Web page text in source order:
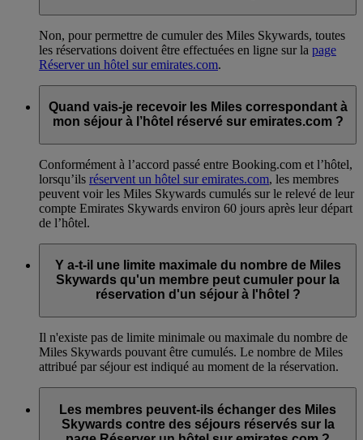
Non, pour permettre de cumuler des Miles Skywards, toutes
les réservations doivent être effectuées en ligne sur la page
Réserver un hôtel sur emirates.com.
Quand vais-je recevoir les Miles correspondant à
mon séjour à l’hôtel réservé sur emirates.com ?
Conformément à l’accord passé entre Booking.com et l’hôtel,
lorsqu’ils réservent un hôtel sur emirates.com, les membres
peuvent voir les Miles Skywards cumulés sur le relevé de leur
compte Emirates Skywards environ 60 jours après leur départ
de l’hôtel.
Y a-t-il une limite maximale du nombre de Miles
Skywards qu'un membre peut cumuler pour la
réservation d'un séjour à l'hôtel ?
Il n'existe pas de limite minimale ou maximale du nombre de
Miles Skywards pouvant être cumulés. Le nombre de Miles
attribué par séjour est indiqué au moment de la réservation.
Les membres peuvent-ils échanger des Miles
Skywards contre des séjours réservés sur la